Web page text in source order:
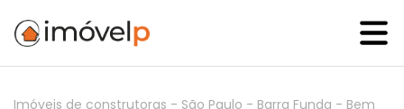
Imóveis de construtoras - São Paulo - Barra Funda - Bem